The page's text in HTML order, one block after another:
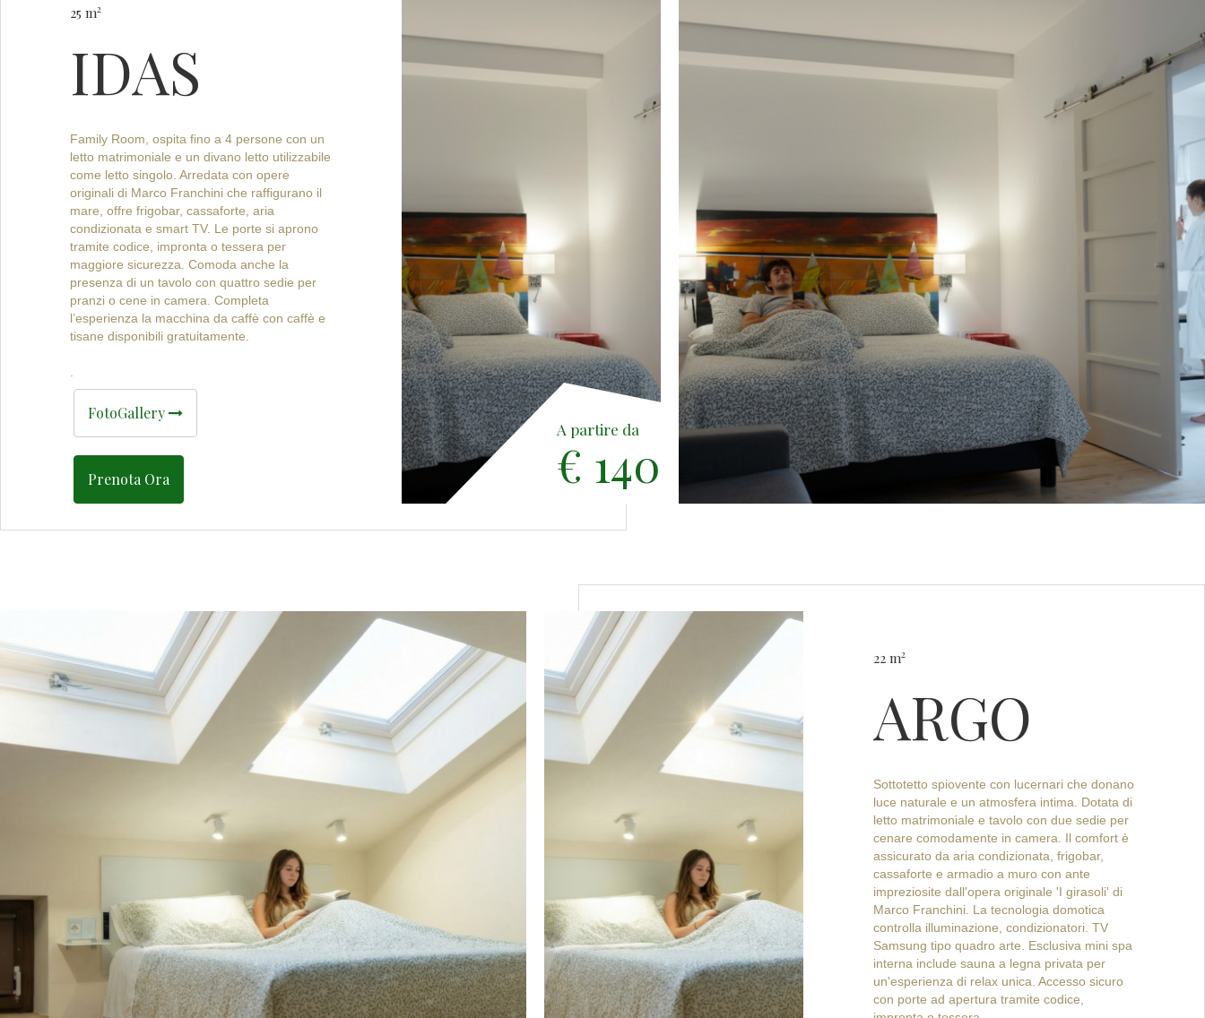
A partire da
€ 140
25 m2
IDAS
Family Room, ospita fino a 4 persone con un
letto matrimoniale e un divano letto utilizzabile
come letto singolo. Arredata con opere
originali di Marco Franchini che raffigurano il
mare, offre frigobar, cassaforte, aria
condizionata e smart TV. Le porte si aprono
tramite codice, impronta o tessera per
maggiore sicurezza. Comoda anche la
presenza di un tavolo con quattro sedie per
pranzi o cene in camera. Completa
l’esperienza la macchina da caffè con caffè e
tisane disponibili gratuitamente.
FotoGallery
Prenota Ora
22 m2
ARGO
Sottotetto spiovente con lucernari che donano
luce naturale e un atmosfera intima. Dotata di
letto matrimoniale e tavolo con due sedie per
cenare comodamente in camera. Il comfort è
assicurato da aria condizionata, frigobar,
cassaforte e armadio a muro con ante
impreziosite dall'opera originale 'I girasoli' di
Marco Franchini. La tecnologia domotica
controlla illuminazione, condizionatori. TV
Samsung tipo quadro arte. Esclusiva mini spa
interna include sauna a legna privata per
un'esperienza di relax unica. Accesso sicuro
con porte ad apertura tramite codice,